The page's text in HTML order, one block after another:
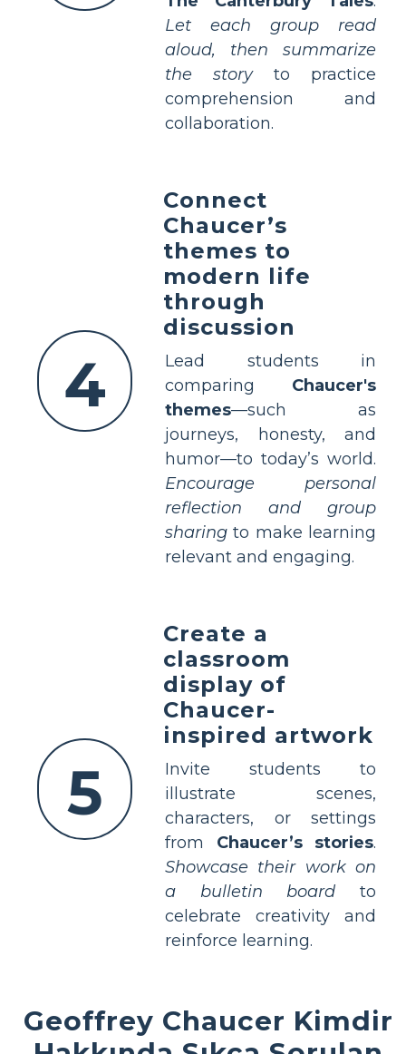
Let each group read
aloud, then summarize
the storyto practice
comprehension and
collaboration.
4
Connect
Chaucer’s
themes to
modern life
through
discussion
Lead students in
comparing Chaucer's
themes—such as
journeys, honesty, and
humor—to today’s world.
Encourage personal
reflection and group
sharing to make learning
relevant and engaging.
5
Create a
classroom
display of
Chaucer-
inspired artwork
Invite students to
illustrate scenes,
characters, or settings
from Chaucer’s stories.
Showcase their work on
a bulletin board to
celebrate creativity and
reinforce learning.
Geoffrey Chaucer Kimdir